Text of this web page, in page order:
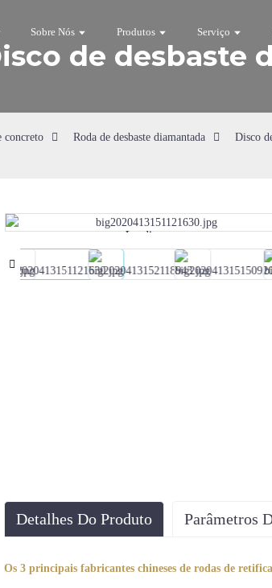
Sobre Nós Produtos Serviço
de desbaste
concreto Roda de desbaste diamantada Disco
Loading...
Loading...
Detalhes Do Produto Parâmetros
Os 3 principais fabricantes chineses de rodas de
Remoção de
Lixadeiras automáticas de piso,